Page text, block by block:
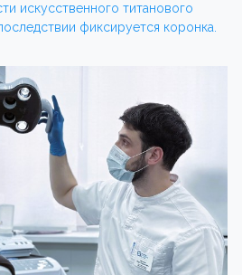
искусственного титанового
фиксируется коронка.